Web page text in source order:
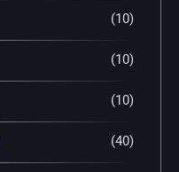
(10)
(10)
(10)
(40)